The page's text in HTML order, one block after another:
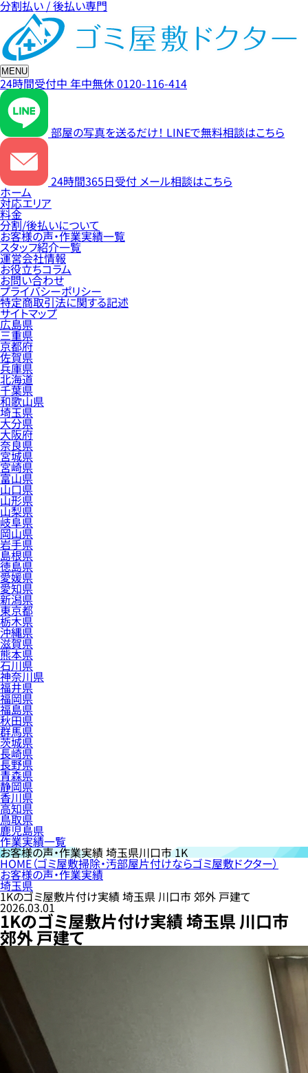
分割払い / 後払い専門
MENU
24時間受付中 年中無休0120-116-414
部屋の写真を送るだけ！ LINEで無料相談はこちら
24時間365日受付 メール相談はこちら
ホーム
対応エリア
料金
分割/後払いについて
お客様の声・作業実績一覧
スタッフ紹介一覧
運営会社情報
お役立ちコラム
お問い合わせ
プライバシーポリシー
特定商取引法に関する記述
サイトマップ
広島県
三重県
京都府
佐賀県
兵庫県
北海道
千葉県
和歌山県
埼玉県
大分県
大阪府
奈良県
宮城県
宮崎県
富山県
山口県
山形県
山梨県
岐阜県
岡山県
岩手県
島根県
徳島県
愛媛県
愛知県
新潟県
東京都
栃木県
沖縄県
滋賀県
熊本県
石川県
神奈川県
福井県
福岡県
福島県
秋田県
群馬県
茨城県
長崎県
長野県
青森県
静岡県
香川県
高知県
鳥取県
鹿児島県
作業実績一覧
お客様の声・作業実績埼玉県川口市 1K
HOME（ゴミ屋敷掃除・汚部屋片付けならゴミ屋敷ドクター）
お客様の声・作業実績
埼玉県
1Kのゴミ屋敷片付け実績 埼玉県 川口市 郊外 戸建て
2026.03.01
1Kのゴミ屋敷片付け実績 埼玉県 川口市
郊外 戸建て